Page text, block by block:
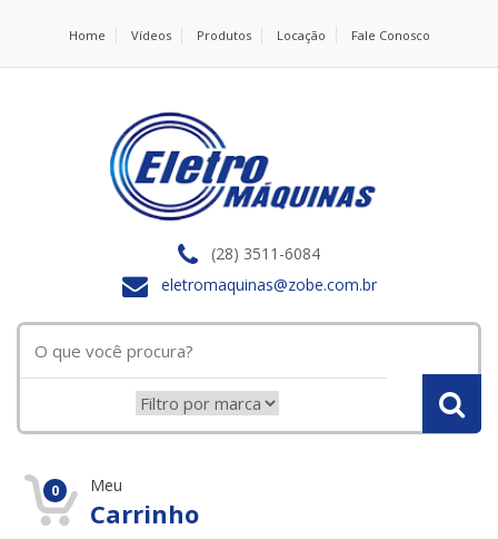
Home Vídeos Produtos Locação Fale Conosco
(28) 3511-6084
eletromaquinas@zobe.com.br
0 Meu
Carrinho